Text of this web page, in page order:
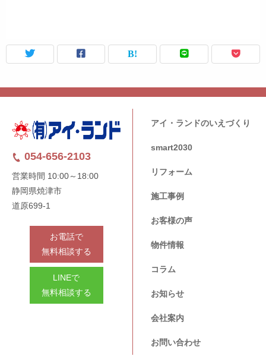
054-656-2103
営業時間 10:00～18:00
静岡県焼津市
道原699-1
お電話で
無料相談する
LINEで
無料相談する
アイ・ランドのいえづくり
smart2030
リフォーム
施工事例
お客様の声
物件情報
コラム
お知らせ
会社案内
お問い合わせ